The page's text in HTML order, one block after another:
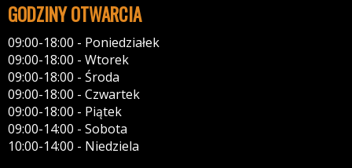
GODZINY OTWARCIA
09:00-18:00 - Poniedziałek
09:00-18:00 - Wtorek
09:00-18:00 - Środa
09:00-18:00 - Czwartek
09:00-18:00 - Piątek
09:00-14:00 - Sobota
10:00-14:00 - Niedziela